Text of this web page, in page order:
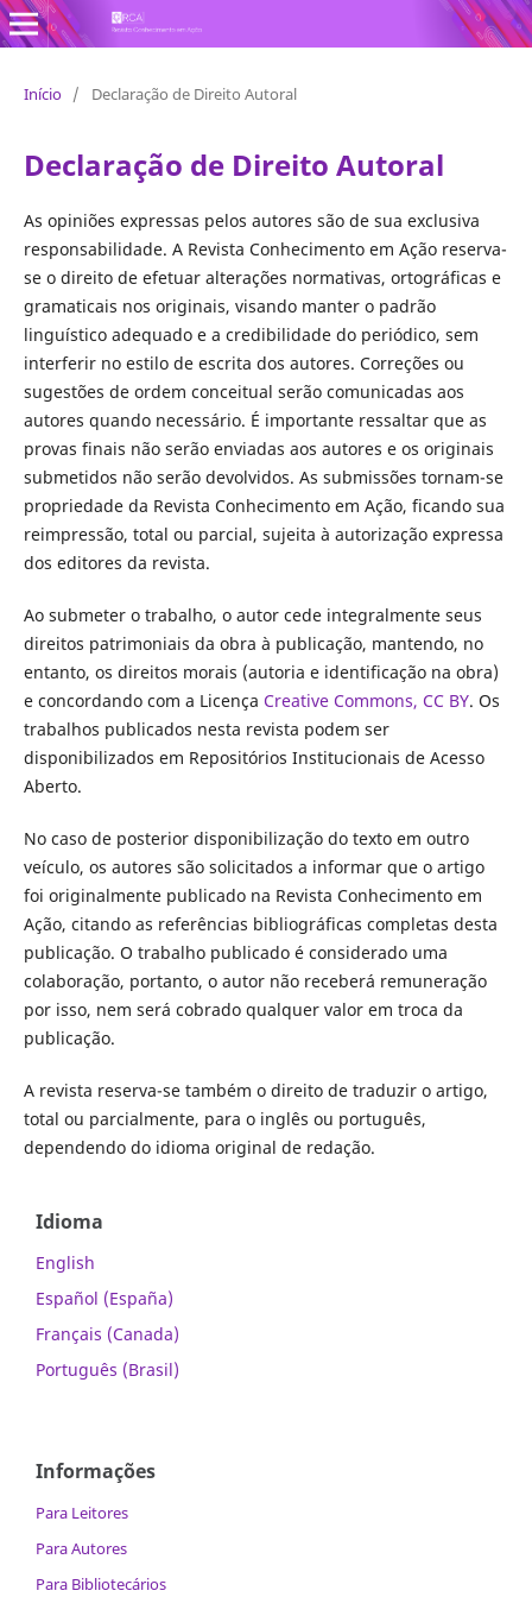
Revista Conhecimento em Ação
Início / Declaração de Direito Autoral
Declaração de Direito Autoral
As opiniões expressas pelos autores são de sua exclusiva
responsabilidade. A Revista Conhecimento em Ação reserva-
se o direito de efetuar alterações normativas, ortográficas e
gramaticais nos originais, visando manter o padrão
linguístico adequado e a credibilidade do periódico, sem
interferir no estilo de escrita dos autores. Correções ou
sugestões de ordem conceitual serão comunicadas aos
autores quando necessário. É importante ressaltar que as
provas finais não serão enviadas aos autores e os originais
submetidos não serão devolvidos. As submissões tornam-se
propriedade da Revista Conhecimento em Ação, ficando sua
reimpressão, total ou parcial, sujeita à autorização expressa
dos editores da revista.
Ao submeter o trabalho, o autor cede integralmente seus
direitos patrimoniais da obra à publicação, mantendo, no
entanto, os direitos morais (autoria e identificação na obra)
e concordando com a Licença Creative Commons, CC BY. Os
trabalhos publicados nesta revista podem ser
disponibilizados em Repositórios Institucionais de Acesso
Aberto.
No caso de posterior disponibilização do texto em outro
veículo, os autores são solicitados a informar que o artigo
foi originalmente publicado na Revista Conhecimento em
Ação, citando as referências bibliográficas completas desta
publicação. O trabalho publicado é considerado uma
colaboração, portanto, o autor não receberá remuneração
por isso, nem será cobrado qualquer valor em troca da
publicação.
A revista reserva-se também o direito de traduzir o artigo,
total ou parcialmente, para o inglês ou português,
dependendo do idioma original de redação.
Idioma
English
Español (España)
Français (Canada)
Português (Brasil)
Informações
Para Leitores
Para Autores
Para Bibliotecários